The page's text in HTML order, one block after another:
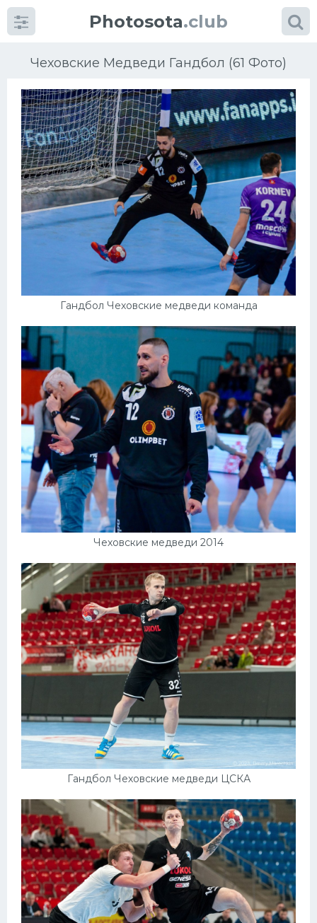
Photosota.club
Чеховские Медведи Гандбол (61 Фото)
Гандбол Чеховские медведи команда
Чеховские медведи 2014
Гандбол Чеховские медведи ЦСКА
КатегорииФото
Еще картинки...
Конькобежный спорт
Тренажеры
Интерьер квартиры